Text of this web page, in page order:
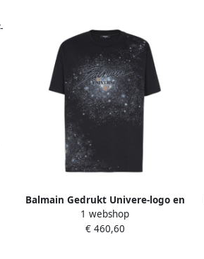
Balmain Gedrukt Univere-logo en
teer T-shirt Black Heren
1 webshop
€ 460,60